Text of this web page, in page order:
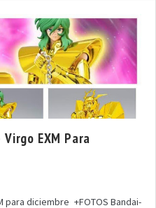
EXM Para
para diciembre +FOTOS Bandai-